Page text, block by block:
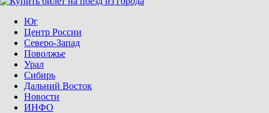
Юг
Центр России
Северо-Запад
Поволжье
Урал
Сибирь
Дальний Восток
Новости
ИНФО